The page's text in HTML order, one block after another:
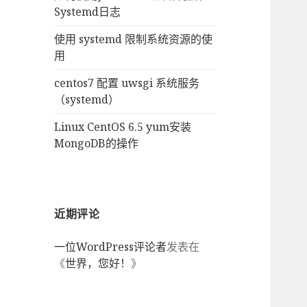
Systemd日志
使用 systemd 限制系统资源的使
用
centos7 配置 uwsgi 系统服务
（systemd）
Linux CentOS 6.5 yum安装
MongoDB的操作
近期评论
一位WordPress评论者发表在
《世界，您好！》